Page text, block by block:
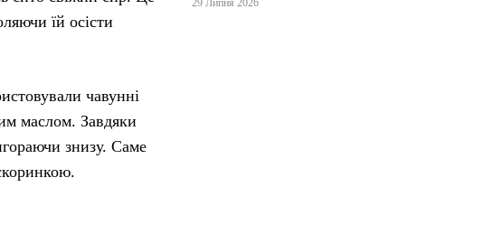
їй осісти
чавунні
маслом. Завдяки
знизу. Саме
29 Липня 2026